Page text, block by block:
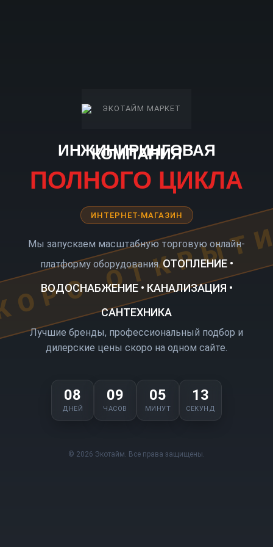
ИНЖИНИРИНГОВАЯ
КОМПАНИЯ
ПОЛНОГО ЦИКЛА
ИНТЕРНЕТ-МАГАЗИН
Мы запускаем масштабную торговую онлайн-
платформу оборудования. ОТОПЛЕНИЕ •
ВОДОСНАБЖЕНИЕ • КАНАЛИЗАЦИЯ •
САНТЕХНИКА
Лучшие бренды, профессиональный подбор и
дилерские цены скоро на одном сайте.
08
ДНЕЙ
09
ЧАСОВ
05
МИНУТ
13
СЕКУНД
© 2026 Экотайм. Все права защищены.